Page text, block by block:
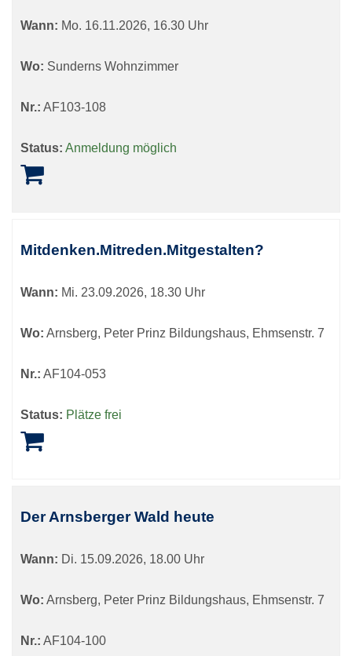
Wann: Mo. 16.11.2026, 16.30 Uhr
Wo: Sunderns Wohnzimmer
Nr.: AF103-108
Status: Anmeldung möglich
Mitdenken.Mitreden.Mitgestalten?
Wann: Mi. 23.09.2026, 18.30 Uhr
Wo: Arnsberg, Peter Prinz Bildungshaus, Ehmsenstr. 7
Nr.: AF104-053
Status: Plätze frei
Der Arnsberger Wald heute
Wann: Di. 15.09.2026, 18.00 Uhr
Wo: Arnsberg, Peter Prinz Bildungshaus, Ehmsenstr. 7
Nr.: AF104-100